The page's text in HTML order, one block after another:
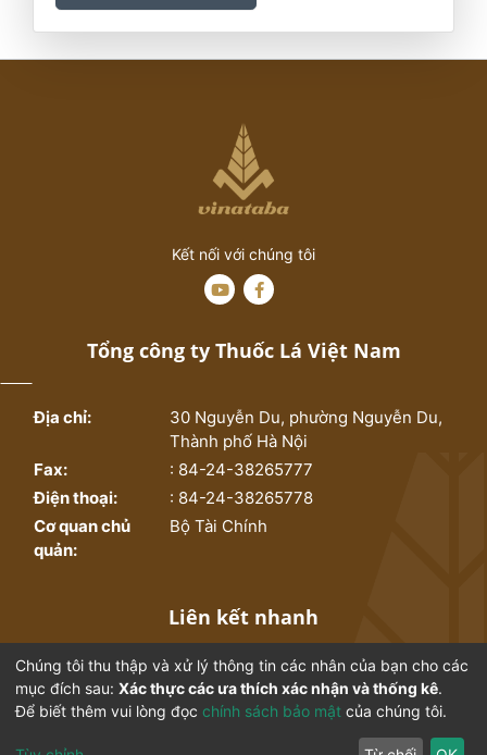
Kết nối với chúng tôi
Tổng công ty Thuốc Lá Việt Nam
Địa chỉ:
30 Nguyễn Du, phường Nguyễn Du,
Thành phố Hà Nội
Fax:
: 84-24-38265777
Điện thoại:
: 84-24-38265778
Cơ quan chủ
quản:
Bộ Tài Chính
Liên kết nhanh
Trang chủ
Bộ sưu tập
Thống kê
Từ điển ngành thuốc lá
Chúng tôi thu thập và xử lý thông tin các nhân của bạn cho các
mục đích sau: Xác thực các ưa thích xác nhận và thống kê.
Để biết thêm vui lòng đọc chính sách bảo mật của chúng tôi.